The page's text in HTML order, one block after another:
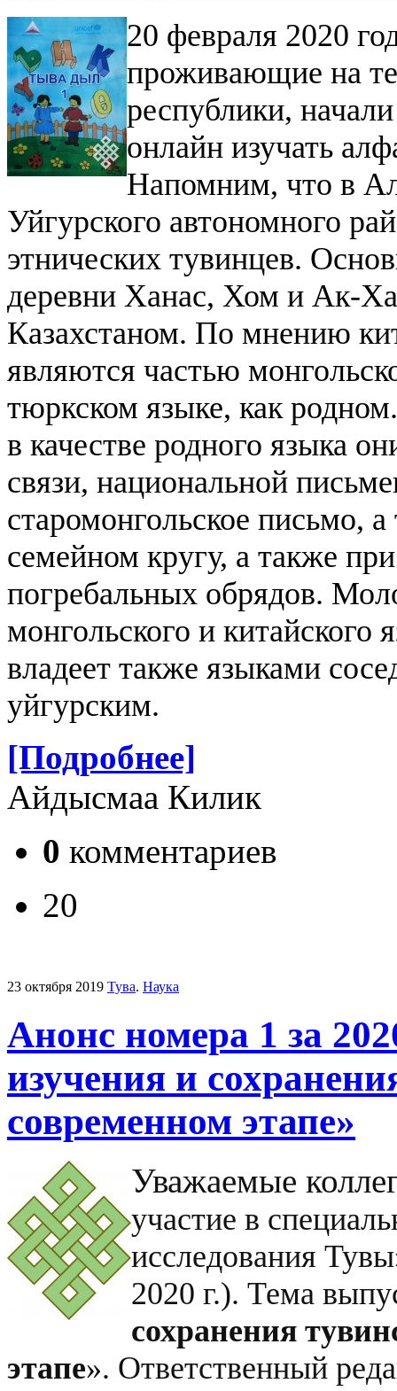
20 февраля 2020
проживающие на
республики,
онлайн изучать
Напомним, что в
Уйгурского автономного
этнических тувинцев.
деревни Ханас, Хом и Ак-
Казахстаном. По мнению
являются частью
тюркском языке, как
в качестве родного языка
связи, национальной
старомонгольское письмо,
семейном кругу, а также
погребальных обрядов.
монгольского и китайского
владеет также языками
уйгурским.
[Подробнее]
Айдысмаа Килик
0 комментариев
20
23 октября 2019 Тува. Наука
Анонс номера 1 за
изучения и
современном этапе»
Уважаемые
участие в
исследования
2020 г.). Тема
сохранения
этапе». Ответственный